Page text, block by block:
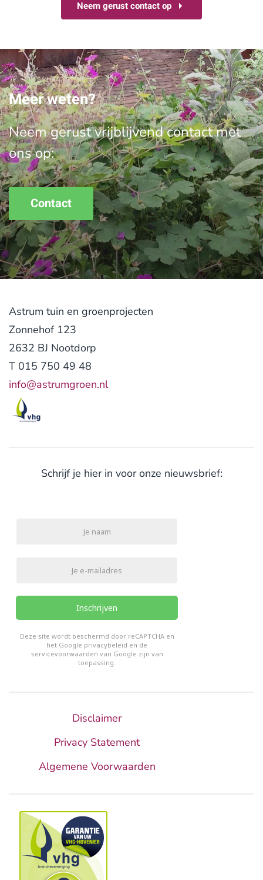
Neem gerust contact op
Meer weten?
Neem gerust vrijblijvend contact met
ons op:
Contact
Astrum tuin en groenprojecten
Zonnehof 123
2632 BJ Nootdorp
T 015 750 49 48
info@astrumgroen.nl
Schrijf je hier in voor onze nieuwsbrief:
Inschrijven
reCHAPTCHA*
Deze site wordt beschermd door reCAPTCHA en
het Google privacybeleid en de
servicevoorwaarden van Google zijn van
toepassing.
Disclaimer
Privacy Statement
Algemene Voorwaarden